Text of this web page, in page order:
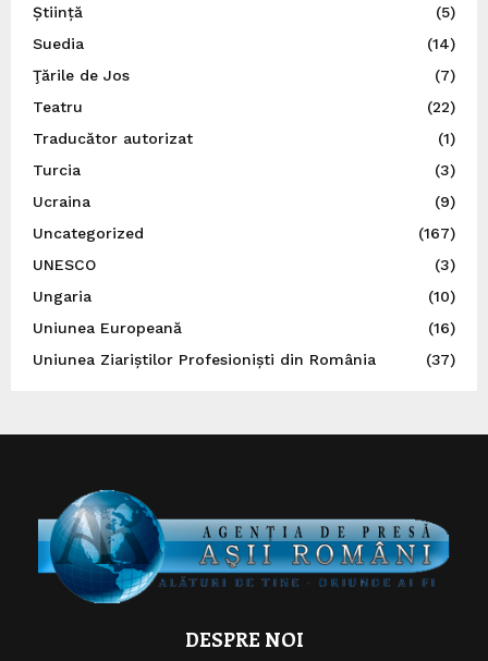
Știință
(5)
Suedia
(14)
Ţările de Jos
(7)
Teatru
(22)
Traducător autorizat
(1)
Turcia
(3)
Ucraina
(9)
Uncategorized
(167)
UNESCO
(3)
Ungaria
(10)
Uniunea Europeană
(16)
Uniunea Ziariștilor Profesioniști din România
(37)
DESPRE NOI